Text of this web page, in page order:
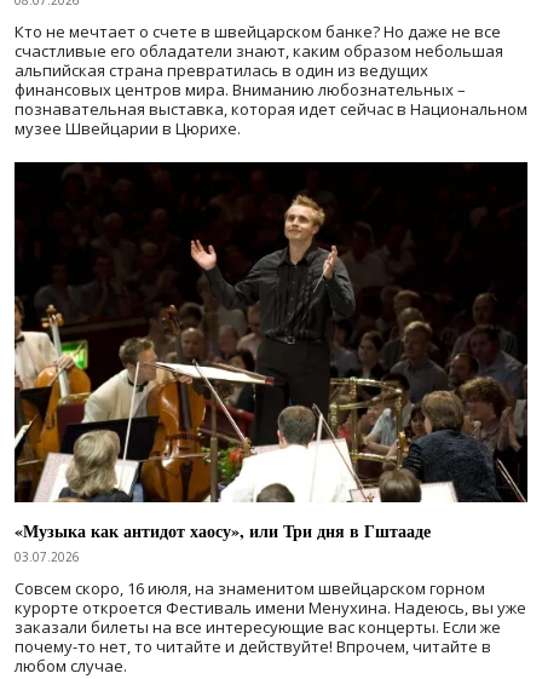
Кто не мечтает о счете в швейцарском банке? Но даже не все
счастливые его обладатели знают, каким образом небольшая
альпийская страна превратилась в один из ведущих
финансовых центров мира. Вниманию любознательных –
познавательная выставка, которая идет сейчас в Национальном
музее Швейцарии в Цюрихе.
«Музыка как антидот хаосу», или Три дня в Гштааде
03.07.2026
Совсем скоро, 16 июля, на знаменитом швейцарском горном
курорте откроется Фестиваль имени Менухина. Надеюсь, вы уже
заказали билеты на все интересующие вас концерты. Если же
почему-то нет, то читайте и действуйте! Впрочем, читайте в
любом случае.